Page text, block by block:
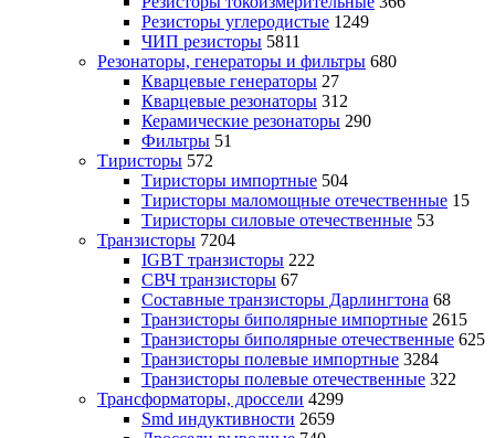
Резисторы углеродистые 1249
ЧИП резисторы 5811
Резонаторы, генераторы и фильтры 680
Кварцевые генераторы 27
Кварцевые резонаторы 312
Керамические резонаторы 290
Фильтры 51
Тиристоры 572
Тиристоры импортные 504
Тиристоры маломощные отечественные 15
Тиристоры силовые отечественные 53
Транзисторы 7204
IGBT транзисторы 222
СВЧ транзисторы 67
Составные транзисторы Дарлингтона 68
Транзисторы биполярные импортные 2615
Транзисторы биполярные отечественные 625
Транзисторы полевые импортные 3284
Транзисторы полевые отечественные 322
Трансформаторы, дроссели 4299
Smd индуктивности 2659